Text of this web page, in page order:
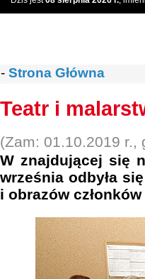
- Strona Główna
Teatr i
(Zam: 01.10.2019 r.,
W znajdującej się
września odbyła
i obrazów